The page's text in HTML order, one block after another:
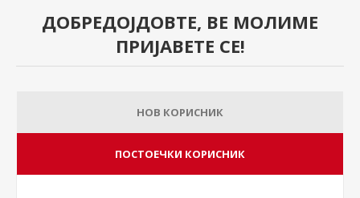
ДОБРЕДОЈДОВТЕ, ВЕ МОЛИМЕ
ПРИЈАВЕТЕ СЕ!
НОВ КОРИСНИК
ПОСТОЕЧКИ КОРИСНИК